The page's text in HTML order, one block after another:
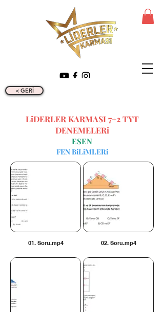
< GERİ
LiDERLER KARMASI 7+2 TYT
DENEMELERi
ESEN
FEN BiLiMLERi
01. Soru.mp4 02. Soru.mp4